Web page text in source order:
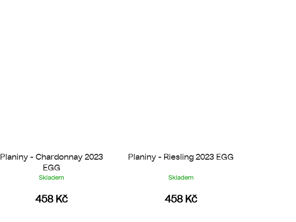
Planiny - Chardonnay 2023
EGG
Skladem
458 Kč
Planiny - Riesling 2023 EGG
Skladem
458 Kč